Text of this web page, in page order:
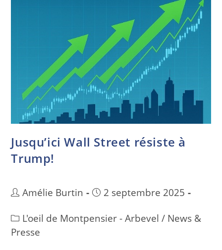
Jusqu’ici Wall Street résiste à
Trump!
Amélie Burtin
2 septembre 2025
L'oeil de Montpensier - Arbevel / News &
Presse